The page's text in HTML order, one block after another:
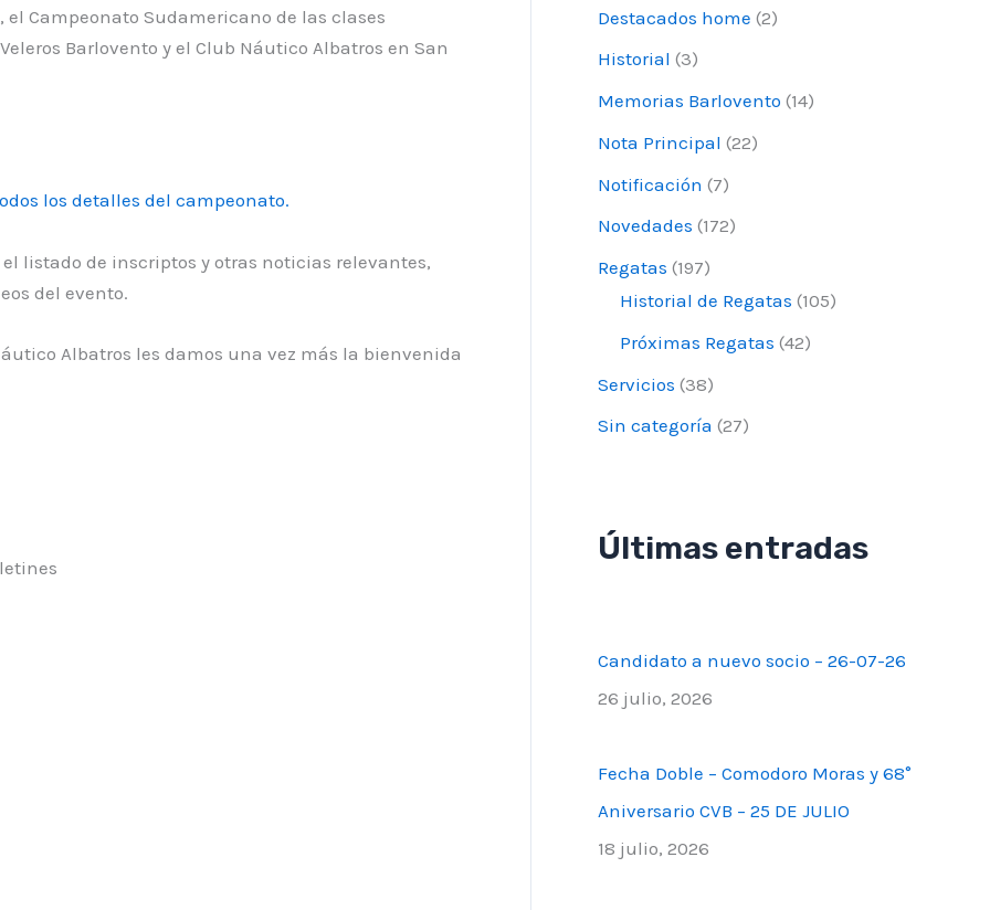
el Campeonato Sudamericano de las clases
Barlovento y el Club Náutico Albatros en San
los detalles del campeonato.
listado de inscriptos y otras noticias relevantes,
del evento.
Albatros les damos una vez más la bienvenida
p
o
r
:
Destacados home (2)
Historial (3)
Memorias Barlovento (14)
Nota Principal (22)
Notificación (7)
Novedades (172)
Regatas (197)
Historial de Regatas (105)
Próximas Regatas (42)
Servicios (38)
Sin categoría (27)
Últimas entradas
Candidato a nuevo socio – 26-07-26
26 julio, 2026
Fecha Doble – Comodoro Moras y 68°
Aniversario CVB – 25 DE JULIO
18 julio, 2026